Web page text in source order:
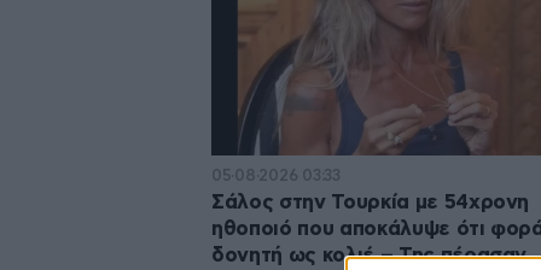
05·08·2026 03:33
Σάλος στην Τουρκία με 54χρονη
ηθοποιό που αποκάλυψε ότι
δονητή ως κολιέ – Της πέρασαν